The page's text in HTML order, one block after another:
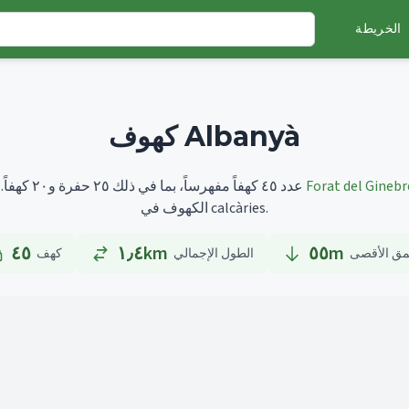
الخريطة
كهوف Albanyà
تضم Albanyà عدد ٤٥ كهفاً مفهرساً، بما في ذلك ٢٥ حفرة و٢٠ كهفاً. Forat del
الكهوف في calcàries.
٤٥ كهف ١٫٤km الطول الإجمالي ٥٥m الأقصى